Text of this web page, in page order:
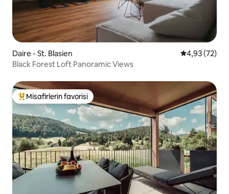
Daire - St. Blasien 5 üzerinden
4,93 (72)
Black Forest Loft Panoramic Views
Misafirlerin favorilerinden en beğenilenler arasında
Misafirlerin favorisi